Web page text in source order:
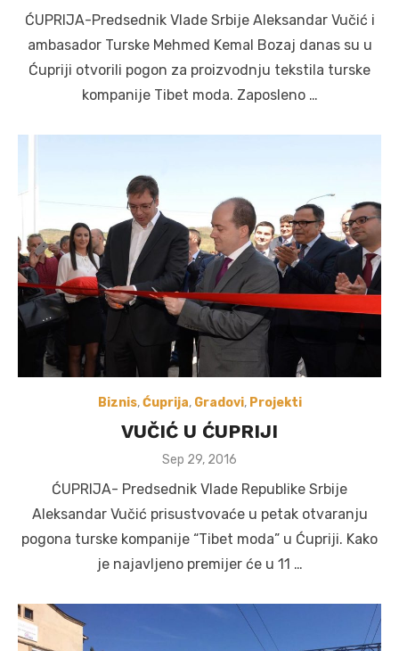
ĆUPRIJA-Predsednik Vlade Srbije Aleksandar Vučić i
ambasador Turske Mehmed Kemal Bozaj danas su u
Ćupriji otvorili pogon za proizvodnju tekstila turske
kompanije Tibet moda. Zaposleno …
Biznis,Ćuprija, Gradovi, Projekti
VUČIĆ U ĆUPRIJI
Posted
Sep 29, 2016
ĆUPRIJA- Predsednik Vlade Republike Srbije
Aleksandar Vučić prisustvovaće u petak otvaranju
pogona turske kompanije “Tibet moda” u Ćupriji. Kako
je najavljeno premijer će u 11 …